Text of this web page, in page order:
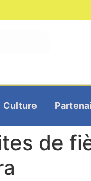
Culture
de